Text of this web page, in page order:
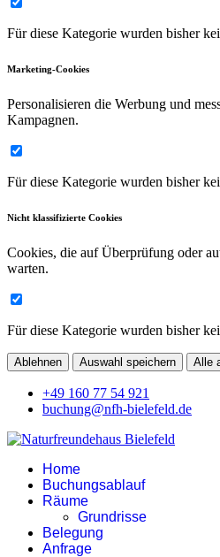
Für diese Kategorie wurden bisher
Marketing-Cookies
Personalisieren die Werbung und
Kampagnen.
Für diese Kategorie wurden bisher
Nicht klassifizierte Cookies
Cookies, die auf Überprüfung oder
warten.
Für diese Kategorie wurden bisher
Ablehnen Auswahl speichern Alle
+49 160 77 54 921
buchung@nfh-bielefeld.de
Home
Buchungsablauf
Räume
Grundrisse
Belegung
Anfrage